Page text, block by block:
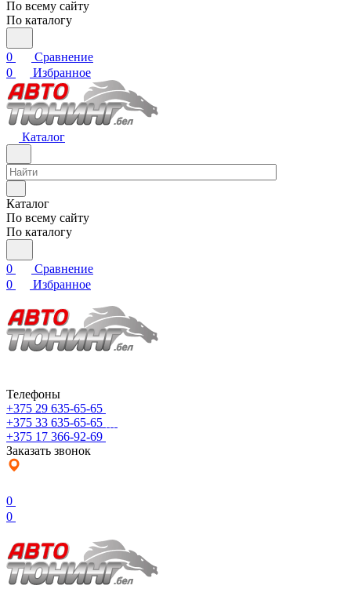
По всему сайту
По каталогу
0
Сравнение
0
Избранное
Каталог
Каталог
По всему сайту
По каталогу
0
Сравнение
0
Избранное
Телефоны
+375 29 635-65-65
+375 33 635-65-65
+375 17 366-92-69
Заказать звонок
0
0